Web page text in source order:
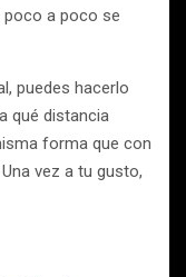
poco a poco se
puedes hacerlo
qué distancia
forma que con
vez a tu gusto,